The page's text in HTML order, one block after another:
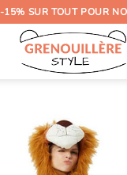
-15% SUR TOUT POUR